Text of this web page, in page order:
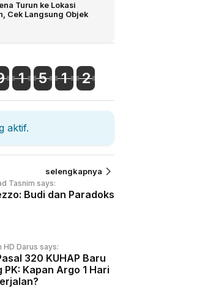
Turun ke Lokasi
Cek Langsung Objek
1 5 1 2
aktif.
selengkapnya
Tasnim says:
Budi dan Paradoks
HD Darus says:
320 KUHAP Baru
PK: Kapan Argo 1 Hari